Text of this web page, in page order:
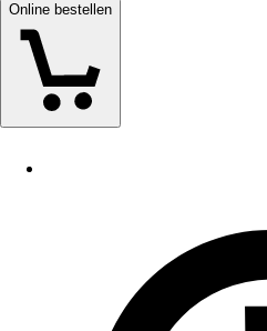
Online bestellen